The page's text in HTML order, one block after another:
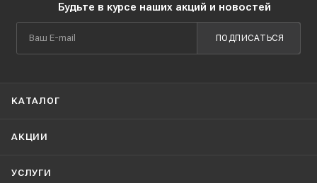
Будьте в курсе наших акций и новостей
ПОДПИСАТЬСЯ
КАТАЛОГ
АКЦИИ
УСЛУГИ